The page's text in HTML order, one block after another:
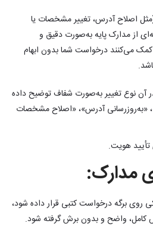
اصلاح آدرس، تغییر مشخصات یا
از مدارک پایه به‌صورت دقیق و
کمک می‌کنند درخواست شما بدون ابهام
آن نوع تغییر به‌صورت شفاف توضیح داده
«به‌روزرسانی آدرس»، «اصلاح مشخصات
هویت.
مدارک:
روی برگه درخواست کتبی قرار داده شود،
واضح و بدون برش گرفته شود.